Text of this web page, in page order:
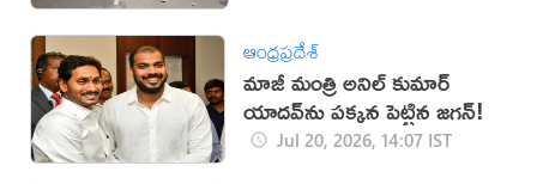
ఆంధ్రప్రదేశ్
మాజీ మంత్రి అనిల్ కుమార్
యాదవ్‌ను పక్కన పెట్టిన జగన్!
Jul 20, 2026, 14:07 IST